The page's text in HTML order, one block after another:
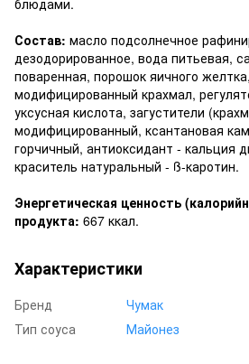
Состав: масло подсолнечное
дезодорированное, вода питьевая,
поваренная, порошок яичного
модифицированный крахмал,
уксусная кислота, загустители
модифицированный, ксантановая
горчичный, антиоксидант - кальция
краситель натуральный - ß-каротин.
Энергетическая ценность
продукта: 667 ккал.
Характеристики
Бренд
Чумак
Тип соуса
Майонез